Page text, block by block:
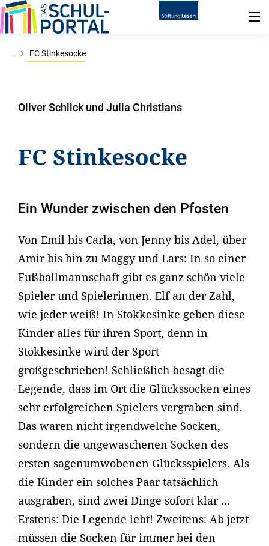
... FC Stinkesocke
Oliver Schlick und Julia Christians
FC Stinkesocke
Ein Wunder zwischen den Pfosten
Von Emil bis Carla, von Jenny bis Adel, über
Amir bis hin zu Maggy und Lars: In so einer
Fußballmannschaft gibt es ganz schön viele
Spieler und Spielerinnen. Elf an der Zahl,
wie jeder weiß! In Stokkesinke geben diese
Kinder alles für ihren Sport, denn in
Stokkesinke wird der Sport
großgeschrieben! Schließlich besagt die
Legende, dass im Ort die Glückssocken eines
sehr erfolgreichen Spielers vergraben sind.
Das waren nicht irgendwelche Socken,
sondern die ungewaschenen Socken des
ersten sagenumwobenen Glücksspielers. Als
die Kinder ein solches Paar tatsächlich
ausgraben, sind zwei Dinge sofort klar …
Erstens: Die Legende lebt! Zweitens: Ab jetzt
müssen die Socken für immer bei den